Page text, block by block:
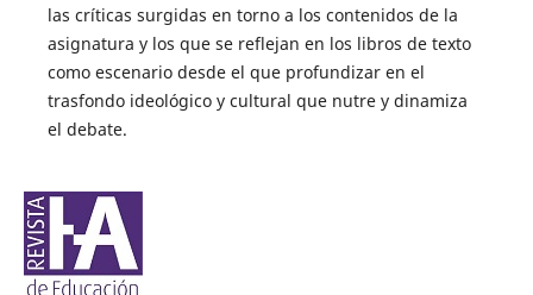
las críticas surgidas en torno a los contenidos de la
asignatura y los que se reflejan en los libros de texto
como escenario desde el que profundizar en el
trasfondo ideológico y cultural que nutre y dinamiza
el debate.